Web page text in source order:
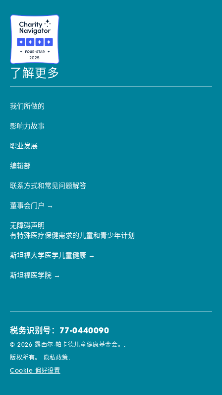
了解更多
我们所做的
影响力故事
职业发展
编辑部
联系方式和常见问题解答
董事会门户
无障碍声明
有特殊医疗保健需求的儿童和青少年计划
斯坦福大学医学儿童健康
斯坦福医学院
税务识别号：77-0440090
© 2026 露西尔·帕卡德儿童健康基金会。.
版权所有。 隐私政策.
Cookie 偏好设置